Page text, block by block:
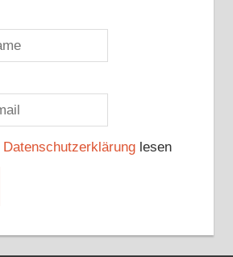
Datenschutzerklärunglesen